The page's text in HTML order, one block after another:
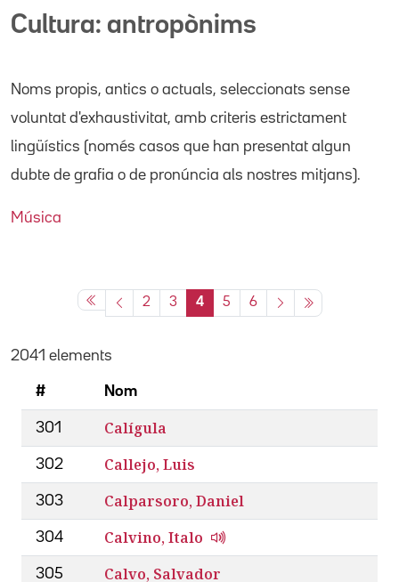
Cultura: antropònims
Noms propis, antics o actuals, seleccionats sense
voluntat d'exhaustivitat, amb criteris estrictament
lingüístics (només casos que han presentat algun
dubte de grafia o de pronúncia als nostres mitjans).
Música
2 3 4 5 6
2041 elements
# Nom
301 Calígula
302 Callejo, Luis
303 Calparsoro, Daniel
304 Calvino, Italo
305 Calvo, Salvador